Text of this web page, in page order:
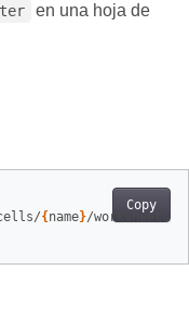
en una hoja de
Copy
{ name}/worksheets/